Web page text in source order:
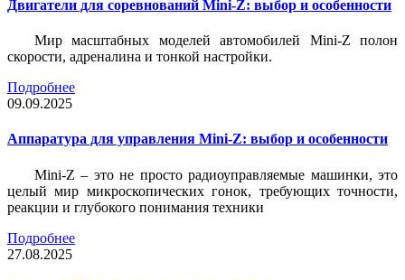
Двигатели для соревнований Mini-Z: выбор и особенности
Мир масштабных моделей автомобилей Mini-Z полон
скорости, адреналина и тонкой настройки.
Подробнее
09.09.2025
Аппаратура для управления Mini-Z: выбор и особенности
Mini-Z – это не просто радиоуправляемые машинки, это
целый мир микроскопических гонок, требующих точности,
реакции и глубокого понимания техники
Подробнее
27.08.2025